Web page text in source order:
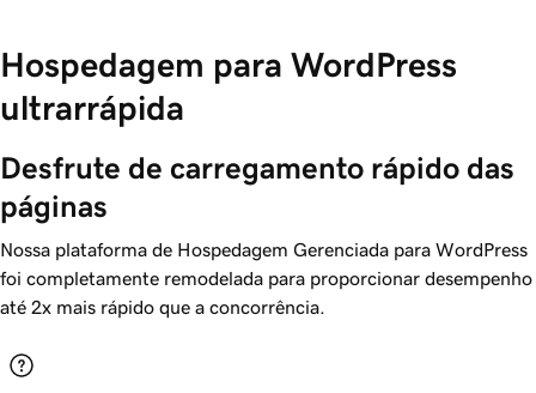
Hospedagem para WordPress
ultrarrápida
Desfrute de carregamento rápido das
páginas
Nossa plataforma de Hospedagem Gerenciada para WordPress
foi completamente remodelada para proporcionar desempenho
até 2x mais rápido que a concorrência.